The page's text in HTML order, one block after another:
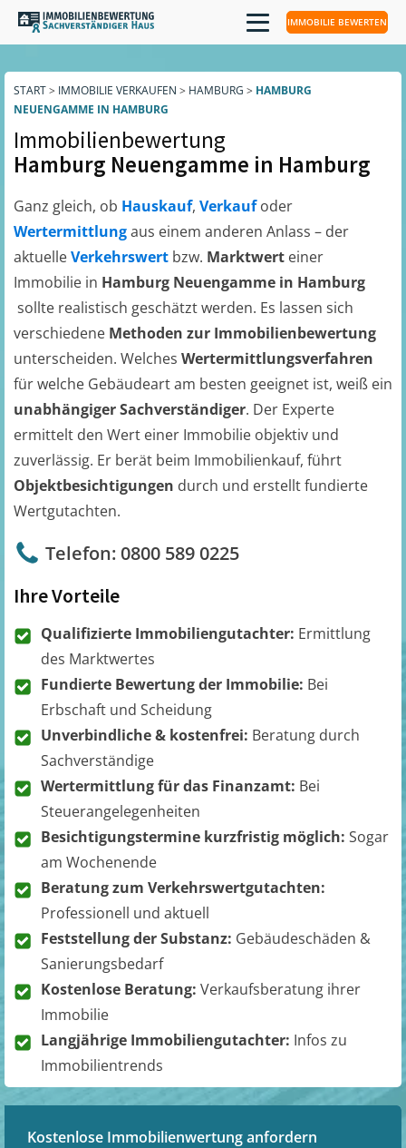
IMMOBILIE BEWERTEN
START> IMMOBILIE VERKAUFEN > HAMBURG > HAMBURG
NEUENGAMME IN HAMBURG
Immobilienbewertung
Hamburg Neuengamme in Hamburg
Ganz gleich, ob Hauskauf, Verkaufoder
Wertermittlungaus einem anderen Anlass – der
aktuelleVerkehrswert bzw. Marktwert einer
Immobilie in Hamburg Neuengamme in Hamburg
sollte realistisch geschätzt werden. Es lassen sich
verschiedene Methoden zur Immobilienbewertung
unterscheiden. Welches Wertermittlungsverfahren
für welche Gebäudeart am besten geeignet ist, weiß ein
unabhängiger Sachverständiger. Der Experte
ermittelt den Wert einer Immobilie objektiv und
zuverlässig. Er berät beim Immobilienkauf, führt
Objektbesichtigungen durch und erstellt fundierte
Wertgutachten.
Telefon: 0800 589 0225
Ihre Vorteile
Qualifizierte Immobiliengutachter: Ermittlung
des Marktwertes
Fundierte Bewertung der Immobilie: Bei
Erbschaft und Scheidung
Unverbindliche & kostenfrei: Beratung durch
Sachverständige
Wertermittlung für das Finanzamt: Bei
Steuerangelegenheiten
Besichtigungstermine kurzfristig möglich: Sogar
am Wochenende
Beratung zum Verkehrswertgutachten:
Professionell und aktuell
Feststellung der Substanz: Gebäudeschäden &
Sanierungsbedarf
Kostenlose Beratung: Verkaufsberatung ihrer
Immobilie
Langjährige Immobiliengutachter: Infos zu
Immobilientrends
Kostenlose Immobilienwertung anfordern